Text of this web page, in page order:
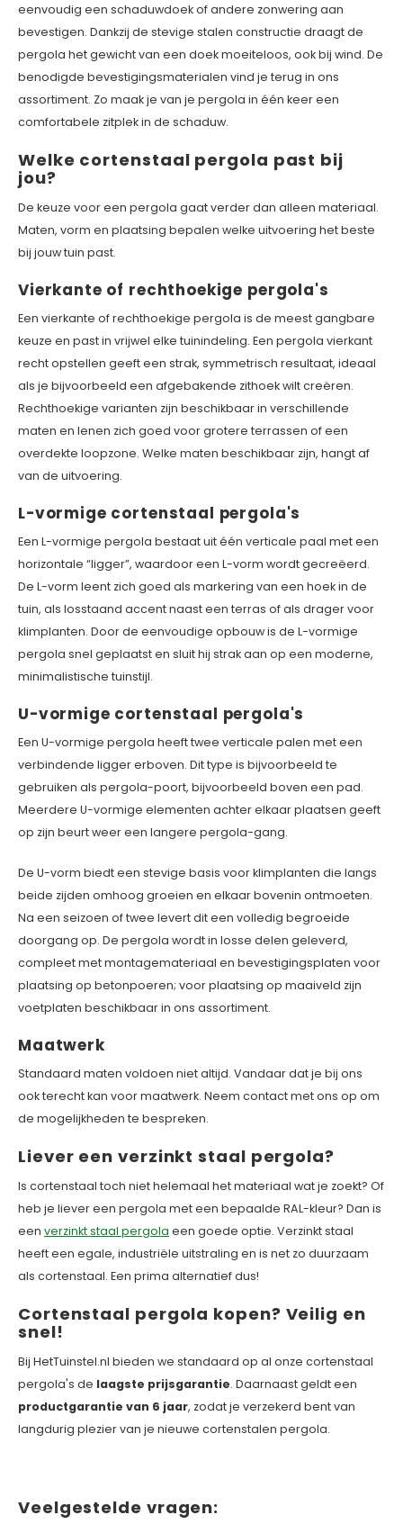
eenvoudig een schaduwdoek of andere zonwering aan
bevestigen. Dankzij de stevige stalen constructie draagt de
pergola het gewicht van een doek moeiteloos, ook bij wind. De
benodigde bevestigingsmaterialen vind je terug in ons
assortiment. Zo maak je van je pergola in één keer een
comfortabele zitplek in de schaduw.
Welke cortenstaal pergola past bij
jou?
De keuze voor een pergola gaat verder dan alleen materiaal.
Maten, vorm en plaatsing bepalen welke uitvoering het beste
bij jouw tuin past.
Vierkante of rechthoekige pergola's
Een vierkante of rechthoekige pergola is de meest gangbare
keuze en past in vrijwel elke tuinindeling. Een pergola vierkant
recht opstellen geeft een strak, symmetrisch resultaat, ideaal
als je bijvoorbeeld een afgebakende zithoek wilt creëren.
Rechthoekige varianten zijn beschikbaar in verschillende
maten en lenen zich goed voor grotere terrassen of een
overdekte loopzone. Welke maten beschikbaar zijn, hangt af
van de uitvoering.
L-vormige cortenstaal pergola's
Een L-vormige pergola bestaat uit één verticale paal met een
horizontale “ligger”, waardoor een L-vorm wordt gecreëerd.
De L-vorm leent zich goed als markering van een hoek in de
tuin, als losstaand accent naast een terras of als drager voor
klimplanten. Door de eenvoudige opbouw is de L-vormige
pergola snel geplaatst en sluit hij strak aan op een moderne,
minimalistische tuinstijl.
U-vormige cortenstaal pergola's
Een U-vormige pergola heeft twee verticale palen met een
verbindende ligger erboven. Dit type is bijvoorbeeld te
gebruiken als pergola-poort, bijvoorbeeld boven een pad.
Meerdere U-vormige elementen achter elkaar plaatsen geeft
op zijn beurt weer een langere pergola-gang.
De U-vorm biedt een stevige basis voor klimplanten die langs
beide zijden omhoog groeien en elkaar bovenin ontmoeten.
Na een seizoen of twee levert dit een volledig begroeide
doorgang op. De pergola wordt in losse delen geleverd,
compleet met montagemateriaal en bevestigingsplaten voor
plaatsing op betonpoeren; voor plaatsing op maaiveld zijn
voetplaten beschikbaar in ons assortiment.
Maatwerk
Standaard maten voldoen niet altijd. Vandaar dat je bij ons
ook terecht kan voor maatwerk. Neem contact met ons op om
de mogelijkheden te bespreken.
Liever een verzinkt staal pergola?
Is cortenstaal toch niet helemaal het materiaal wat je zoekt? Of
heb je liever een pergola met een bepaalde RAL-kleur? Dan is
een verzinkt staal pergola een goede optie. Verzinkt staal
heeft een egale, industriële uitstraling en is net zo duurzaam
als cortenstaal. Een prima alternatief dus!
Cortenstaal pergola kopen? Veilig en
snel!
Bij HetTuinstel.nl bieden we standaard op al onze cortenstaal
pergola's de laagste prijsgarantie. Daarnaast geldt een
productgarantie van 6 jaar, zodat je verzekerd bent van
langdurig plezier van je nieuwe cortenstalen pergola.
Veelgestelde vragen: